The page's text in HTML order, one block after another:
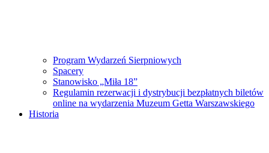
Program Wydarzeń Sierpniowych
Spacery
Stanowisko „Miła 18”
Regulamin rezerwacji i dystrybucji bezpłatnych biletów
online na wydarzenia Muzeum Getta Warszawskiego
Historia